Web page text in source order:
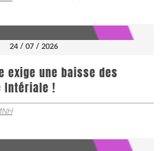
24 / 07 / 2026
exige une baisse des
Intériale !